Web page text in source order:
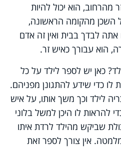
הוא יכול להיות
השכן מהקומה הראשונה,
לבדך בבית ואין זה אדם
הוא עבורך כאיש זר.
כאן יש לספר לילד על כל
לו כדי שידע להתגונן מפניהם.
לילד וכך משך אותו, על איש
להראות לו היכן למשל בלוני
שביקש מהילד לרדת איתו
אין צורך לספר זאת